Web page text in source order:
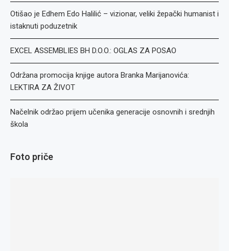
Otišao je Edhem Edo Halilić – vizionar, veliki žepački humanist i
istaknuti poduzetnik
EXCEL ASSEMBLIES BH D.O.O.: OGLAS ZA POSAO
Održana promocija knjige autora Branka Marijanovića:
LEKTIRA ZA ŽIVOT
Načelnik održao prijem učenika generacije osnovnih i srednjih
škola
Foto priče